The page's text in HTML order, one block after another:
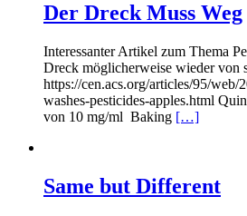
Der Dreck Muss Weg
Interessanter Artikel zum Thema
Dreck möglicherweise wieder von
https://cen.acs.org/articles/95/web/
washes-pesticides-apples.html
von 10 mg/ml Baking […]
Same but Different